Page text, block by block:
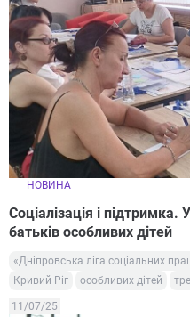
НОВИНА
Соціалізація і
батьків особливих дітей
«Дніпровська ліга соціальних
Кривий Ріг
особливих дітей
11/07/25